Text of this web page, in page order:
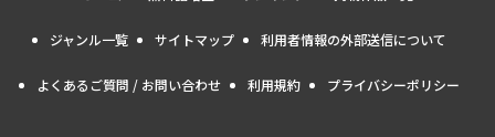
ジャンル一覧 サイトマップ 利用者情報の外部送信について
よくあるご質問 / お問い合わせ 利用規約 プライバシーポリシー